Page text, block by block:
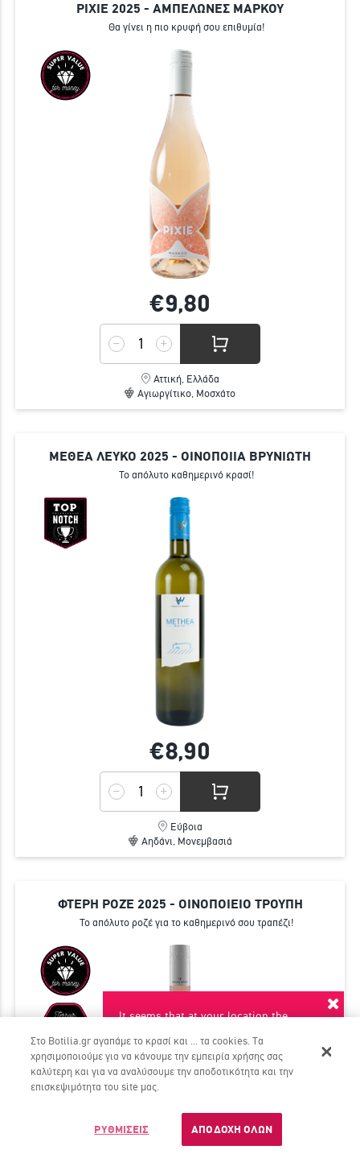
It seems that at your location the
want to switch to this language?
Dont ask again
PIXIE 2025 - ΑΜΠΕΛΩΝΕΣ ΜΑΡΚΟΥ
Θα γίνει η πιο κρυφή σου επιθυμία!
€9,80
Αττική, Ελλάδα
Αγιωργίτικο, Μοσχάτο
ΜΕΘΕΑ ΛΕΥΚΟ 2025 - ΟΙΝΟΠΟΙΙΑ ΒΡΥΝΙΩΤΗ
Το απόλυτο καθημερινό κρασί!
€8,90
Εύβοια
Αηδάνι, Μονεμβασιά
ΦΤΕΡΗ ΡΟΖΈ 2025 - ΟΙΝΟΠΟΙΕΙΟ ΤΡΟΥΠΗ
Το απόλυτο ροζέ για το καθημερινό σου τραπέζι!
Στο Botilia.gr αγαπάμε το κρασί και ... τα cookies. Τα
χρησιμοποιούμε για να κάνουμε την εμπειρία χρήσης σας
καλύτερη και για να αναλύσουμε την αποδοτικότητα και την
επισκεψιμότητα του site μας.
ΡΥΘΜΙΣΕΙΣ ΑΠΟΔΟΧΗ ΟΛΩΝ